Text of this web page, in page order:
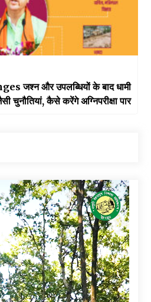
जश्न और उपलब्धियों के बाद धामी
चुनौतियां, कैसे करेंगे अग्निपरीक्षा पार